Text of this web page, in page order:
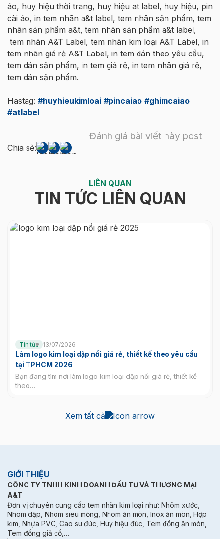
áo, huy hiệu thời trang, huy hiệu at label, huy hiệu, pin
cài áo, in tem nhãn a&t label, tem nhãn sản phẩm, tem
nhãn sản phẩm a&t, tem nhãn sản phẩm a&t label,
tem nhãn A&T Label, tem nhãn kim loại A&T Label, in
tem nhãn giá rẻ A&T Label, in tem dán theo yêu cầu,
tem dán sản phẩm, in tem giá rẻ, in tem nhãn giá rẻ,
tem dán sản phẩm.
Hastag: #huyhieukimloai #pincaiao #ghimcaiao
#atlabel
Đánh giá bài viết này post
Chia sẻ:
LIÊN QUAN
TIN TỨC LIÊN QUAN
Tin tức 13/07/2026
Làm logo kim loại dập nổi giá rẻ, thiết kế theo yêu cầu
tại TPHCM 2026
Bạn đang tìm nơi làm logo kim loại dập nổi giá rẻ, thiết kế
theo…
Xem tất cả
GIỚI THIỆU
CÔNG TY TNHH KINH DOANH ĐẦU TƯ VÀ THƯƠNG MẠI
A&T
Đơn vị chuyên cung cấp tem nhãn kim loại như: Nhôm xước,
Nhôm dập, Nhôm siêu mỏng, Nhôm ăn mòn, Inox ăn mòn, Hợp
kim, Nhựa PVC, Cao su đúc, Huy hiệu đúc, Tem đồng ăn mòn,
Tem đồng giả cổ,…